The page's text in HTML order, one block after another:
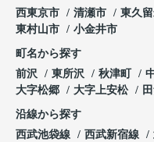
西東京市
清瀬市 東久
東村山市
小金井市
町名から探す
前沢
東所沢 秋津町
大字松郷
大字上安松
沿線から探す
西武池袋線
西武新宿線